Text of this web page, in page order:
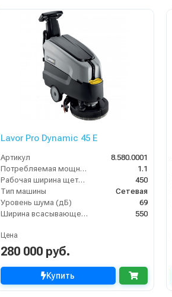
Lavor Pro Dynamic 45 E
Артикул
8.580.0001
Потребляемая мощность (кВт)
1.1
Рабочая ширина щеток (мм)
450
Тип машины
Сетевая
Уровень шума (дБ)
69
Ширина всасывающей балки (мм)
550
Цена
280 000 руб.
Купить